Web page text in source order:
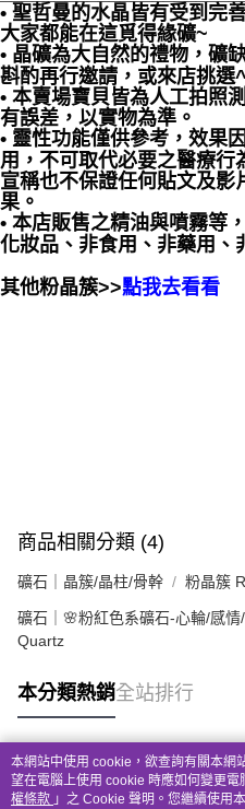
• 聖哲曼的水晶皆有受到完
大家都能在這覓得緣礦~
• 晶礦為大自然的禮物，礦
斟酌再行邀請，或來店挑選
• 本賣場寶貝皆為人工拍照
有誤差，以實物為準。
• 靈性功能僅供參考，效果
用，不可取代必要之醫療行
宣稱也不保證任何貼文及影
果。
• 本店販售之精油與噴霧等
化妝品、非食用、非藥用、
其他粉晶簇>>點我去看看
商品相關分類 (4)
礦石｜晶簇/晶柱/骨幹 粉晶簇
礦石｜🌸粉紅色系礦石-心輪/感情
Quartz
本分類熱銷全站排行
熱門標籤
本網站中使用 cookie，欲查詢有關本網
望在電腦上使用 cookie 時應如何變更
權條款 」之 Cookie 聲明。您繼續使用